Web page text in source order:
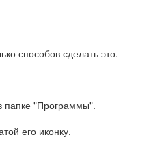
способов сделать это.
папке "Программы".
его иконку.